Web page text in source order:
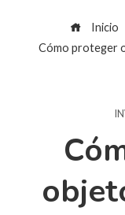
Inicio
Cómo proteger